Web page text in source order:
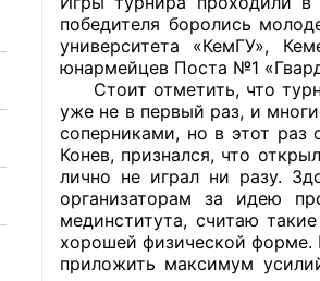
Общественные советы при
исполнительной власти
Общественные советы по
оказания услуг
О Палате
Структура Палаты
Комиссии
победителя боролись
университета «КемГУ»,
юнармейцев Поста №1
Стоит отметить, что
уже не в первый раз, и
соперниками, но в этот
Конев, признался, что
лично не играл ни разу.
организаторам за идею
мединститута, считаю
хорошей физической форме.
приложить максимум